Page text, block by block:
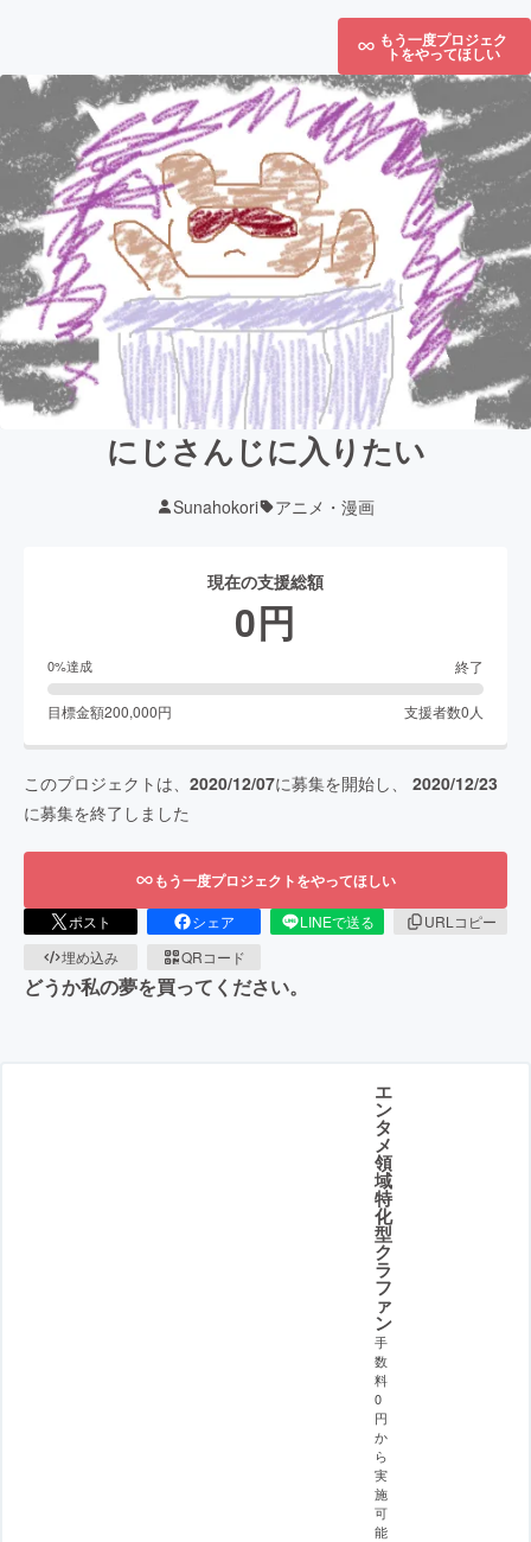
もう一度プロジェク
トをやってほしい
にじさんじに入りたい
Sunahokori アニメ・漫画
現在の支援総額
0円
0%達成 終了
目標金額200,000円 支援者数0 人
このプロジェクトは、 2020/12/07に募集を開始し、 2020/12/23
に募集を終了しました
もう一度プロジェクトをやってほしい
ポスト シェア LINEで送る
URLコピー
埋め込み
QRコード
どうか私の夢を買ってください。
エ
ン
タ
メ
領
域
特
化
型
ク
ラ
フ
ァ
ン
手
数
料
0
円
か
ら
実
施
可
能